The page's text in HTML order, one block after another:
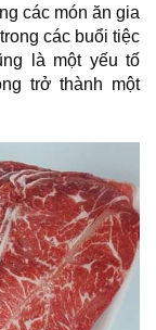
các món ăn gia
các buổi tiệc
là một yếu tố
trở thành một